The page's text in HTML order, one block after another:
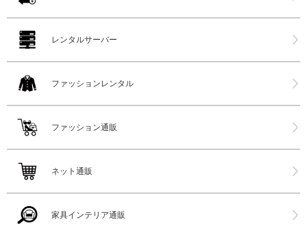
レンタルサーバー
ファッションレンタル
ファッション通販
ネット通販
家具インテリア通販